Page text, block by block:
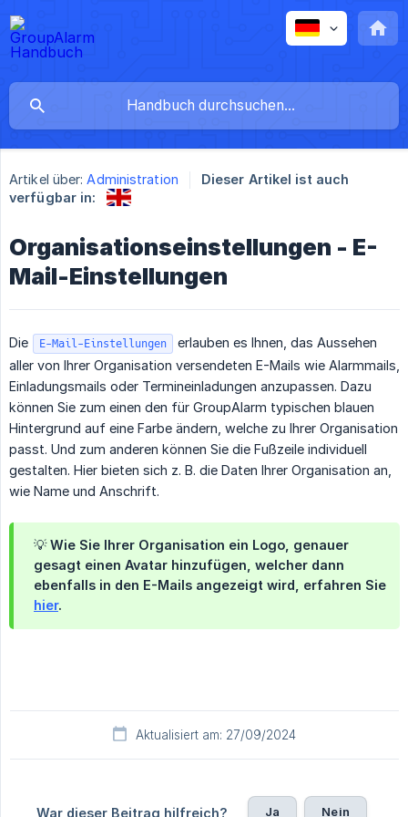
Artikel über: Administration
Dieser Artikel ist auch
verfügbar in:
Organisationseinstellungen - E-
Mail-Einstellungen
Die E-Mail-Einstellungen
erlauben es Ihnen, das Aussehen
aller von Ihrer Organisation versendeten E-Mails wie Alarmmails,
Einladungsmails oder Termineinladungen anzupassen. Dazu
können Sie zum einen den für GroupAlarm typischen blauen
Hintergrund auf eine Farbe ändern, welche zu Ihrer Organisation
passt. Und zum anderen können Sie die Fußzeile individuell
gestalten. Hier bieten sich z. B. die Daten Ihrer Organisation an,
wie Name und Anschrift.
💡 Wie Sie Ihrer Organisation ein Logo, genauer
gesagt einen Avatar hinzufügen, welcher dann
ebenfalls in den E-Mails angezeigt wird, erfahren Sie
hier.
Aktualisiert am: 27/09/2024
War dieser Beitrag hilfreich? Ja Nein